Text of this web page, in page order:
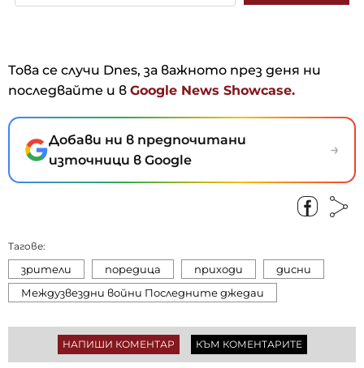
Това се случи Dnes, за важното през деня ни
последвайте и в Google News Showcase.
Добави ни в предпочитани
източници в Google
→
Тагове:
зрители поредица приходи
дисни
Междузвездни войни Последните джедаи
НАПИШИ КОМЕНТАР КЪМ КОМЕНТАРИТЕ